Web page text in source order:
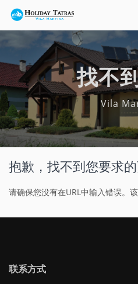
找不
Vila
抱歉，找不到您要求的
请确保您没有在URL中输入错误。
联系方式